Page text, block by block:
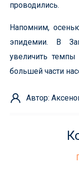
проводились.
Напомним,
эпидемии. В
увеличить
большей части
Автор: